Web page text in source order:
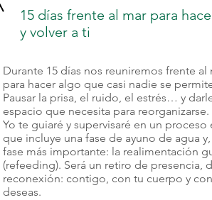
15 días frente al mar para
y volver a ti
Durante 15 días nos reuniremos frente al
para hacer algo que casi nadie se
Pausar la prisa, el ruido, el estrés… y
espacio que necesita para reorganizarse.
Yo te guiaré y supervisaré en un proceso
que incluye una fase de ayuno de agua
fase más importante: la realimentación
(refeeding). Será un retiro de presencia,
reconexión: contigo, con tu cuerpo y
deseas.